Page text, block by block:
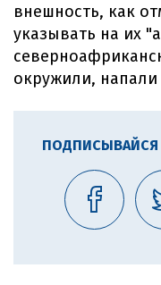
внешность, как
указывать на их
окружили,
ПОДПИСЫВАЙСЯ